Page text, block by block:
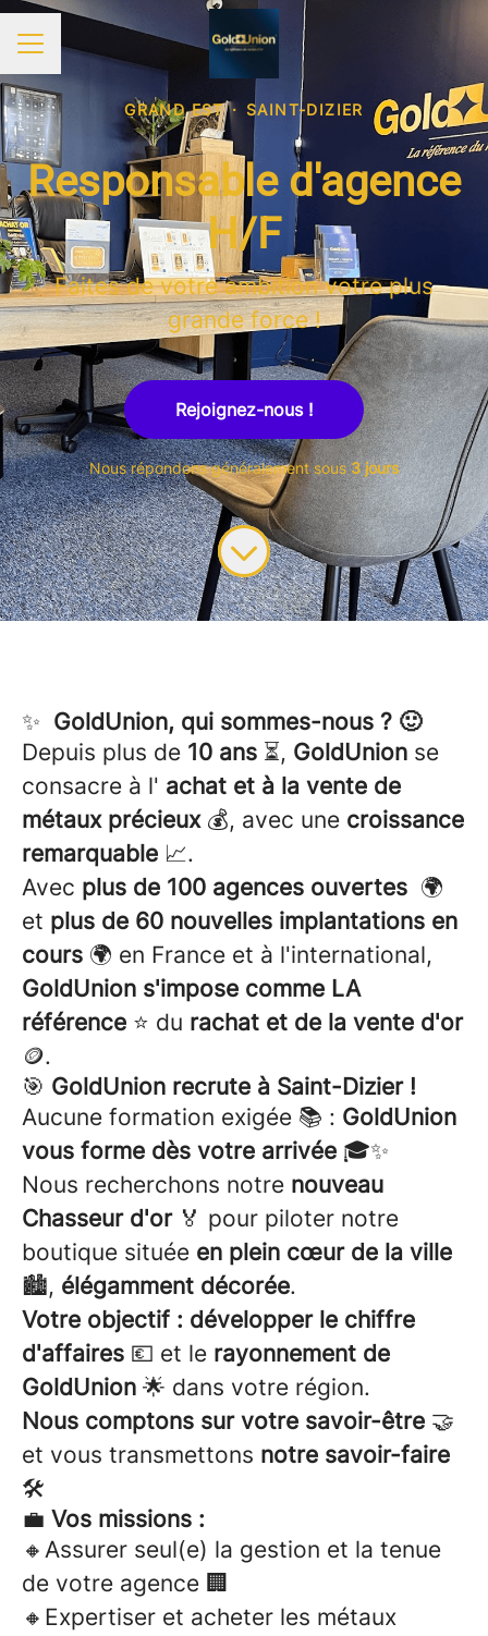
MENU CARRIÈRE
GRAND EST · SAINT-DIZIER
Responsable d'agence
H/F
Faites de votre ambition votre plus
grande force !
Rejoignez-nous !
Nous répondons généralement sous3 jours
✨ GoldUnion, qui sommes-nous ? 🙂
Depuis plus de 10 ans ⏳, GoldUnion se
consacre à l' achat et à la vente de
métaux précieux💰, avec une croissance
remarquable 📈.
Avec plus de 100 agences ouvertes 🌍
et plus de 60 nouvelles implantations en
cours 🌍 en France et à l'international,
GoldUnion s'impose comme LA
référence ⭐ du rachat et de la vente d'or
🪙.
🎯 GoldUnion recrute à Saint-Dizier !
Aucune formation exigée 📚 : GoldUnion
vous forme dès votre arrivée 🎓✨
Nous recherchons notre nouveau
Chasseur d'or🏅 pour piloter notre
boutique située en plein cœur de la ville
🏙️, élégamment décorée.
Votre objectif : développer le chiffre
d'affaires 💶 et le rayonnement de
GoldUnion 🌟 dans votre région.
Nous comptons sur votre savoir-être 🤝
et vous transmettons notre savoir-faire
🛠️
💼 Vos missions :
🔸Assurer seul(e) la gestion et la tenue
de votre agence 🏢
🔸Expertiser et acheter les métaux